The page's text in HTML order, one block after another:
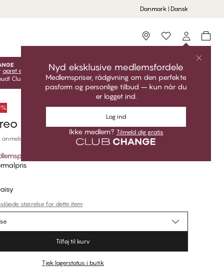
Danmark | Dansk
Storefinder
Nyd eksklusive medlemsfordele
Medlemspriser, rådgivning om den perfekte
pasform og personlige tilbud – kun når du
er logget ind.
Log ind
Ikke medlem? Tilmeld dig gratis
opret en gratis konto for at få adgang til dine eksklusive
Club CHANGE-priser er kun gyldige, når du er logget ind.
anmeldelser
størrelse for dette item
Tilføj til kurv
Tjek lagerstatus i butik